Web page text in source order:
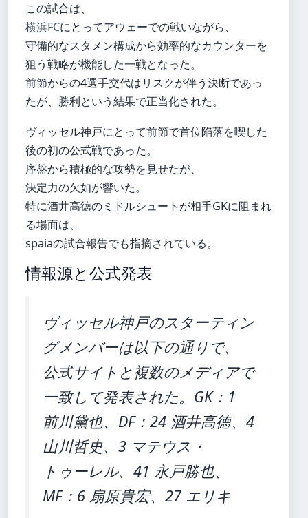
この試合は、
横浜FCにとってアウェーでの戦いながら、
守備的なスタメン構成から効率的なカウンターを
狙う戦略が機能した一戦となった。
前節からの4選手交代はリスクが伴う決断であっ
たが、勝利という結果で正当化された。
ヴィッセル神戸にとって前節で首位陥落を喫した
後の初の公式戦であった。
序盤から積極的な攻勢を見せたが、
決定力の欠如が響いた。
特に酒井高徳のミドルシュートが相手GKに阻まれ
る場面は、
spaiaの試合報告でも指摘されている。
情報源と公式発表
ヴィッセル神戸のスターティン
グメンバーは以下の通りで、
公式サイトと複数のメディアで
一致して発表された。GK：1
前川黛也、DF：24 酒井高徳、4
山川哲史、3 マテウス・
トゥーレル、41 永戸勝也、
MF：6 扇原貴宏、27 エリキ